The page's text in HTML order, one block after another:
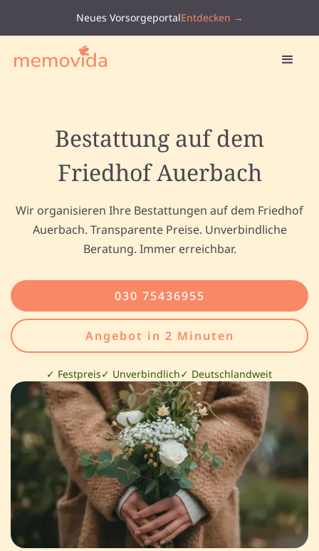
Neues VorsorgeportalEntdecken →
Bestattung auf dem
Friedhof Auerbach
Wir organisieren Ihre Bestattungen auf dem Friedhof
Auerbach. Transparente Preise. Unverbindliche
Beratung. Immer erreichbar.
030 75436955
Angebot in 2 Minuten
✓ Festpreis✓ Unverbindlich✓ Deutschlandweit